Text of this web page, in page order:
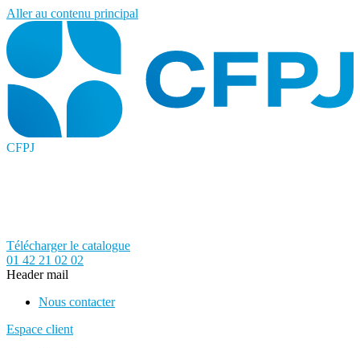
Aller au contenu principal
CFPJ
Télécharger le catalogue
01 42 21 02 02
Header mail
Nous contacter
Espace client